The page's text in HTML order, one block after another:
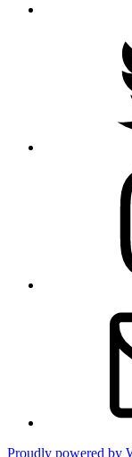
Proudly powered by